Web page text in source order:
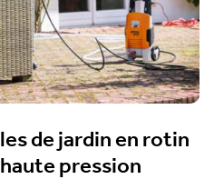
de jardin en rotin
pression